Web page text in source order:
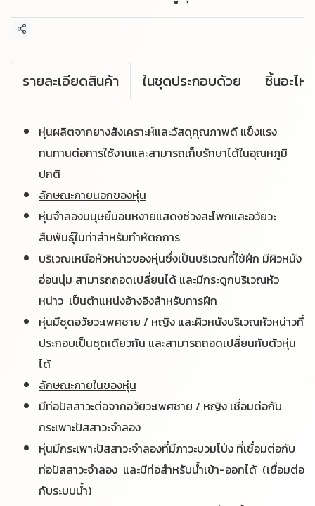
แชร์
รายละเอียดสินค้า ในชุดประกอบด้วย
หุ่นผลิตจากยางสังเคราะห์และวัสดุคุณภาพดี แข็งแรง
ทนทานต่อการใช้งานและสามารถเก็บรักษาได้ในอุณหภูมิ
ปกติ
ลักษณะภายนอกของหุ่น
หุ่นจำลองมนุษย์นอนหงายแสดงช่วงสะโพกและอวัยวะ
สืบพันธุ์ในท่าสำหรับทำหัตถการ
บริเวณเหนือหัวหน่าวของหุ่นซึ่งเป็นบริเวณที่ใช้ฝึก มีผิวหนัง
อ่อนนุ่ม สามารถถอดเปลี่ยนได้ และมีกระดูกบริเวณหัว
หน่าว เป็นตำแหน่งอ้างอิงสำหรับการฝึก
หุ่นมีชุดอวัยวะเพศชาย / หญิง และผิวหนังบริเวณหัวหน่าวที่
ประกอบเป็นชุดเดียวกัน และสามารถถอดเปลี่ยนกับตัวหุ่น
ได้
ลักษณะภายในของหุ่น
มีท่อปัสสาวะต่อจากอวัยวะเพศชาย / หญิง เชื่อมต่อกับ
กระเพาะปัสสาวะจำลอง
หุ่นมีกระเพาะปัสสาวะจำลองที่มีภาวะบวมโป่ง ที่เชื่อมต่อกับ
ท่อปัสสาวะจำลอง และมีท่อสำหรับน้ำเข้า-ออกได้ (เชื่อมต่อ
กับระบบน้ำ)